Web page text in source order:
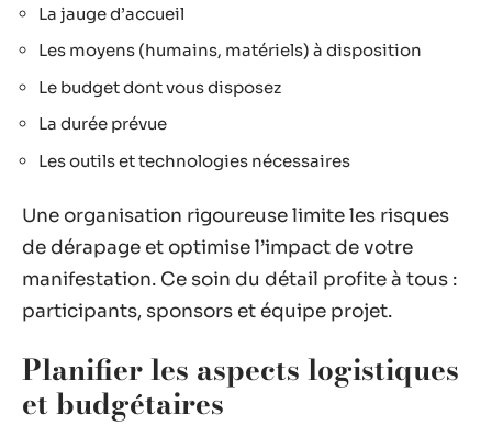
La jauge d’accueil
Les moyens (humains, matériels) à disposition
Le budget dont vous disposez
La durée prévue
Les outils et technologies nécessaires
Une organisation rigoureuse limite les risques
de dérapage et optimise l’impact de votre
manifestation. Ce soin du détail profite à tous :
participants, sponsors et équipe projet.
Planifier les aspects logistiques
et budgétaires